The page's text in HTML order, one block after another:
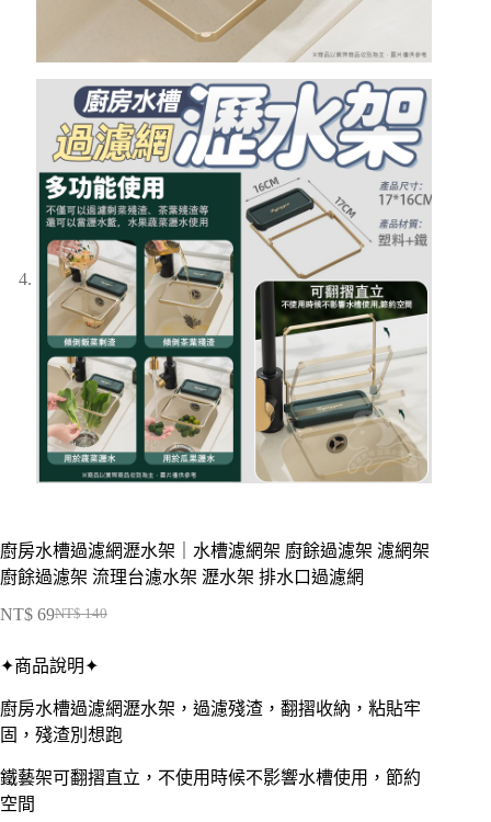
廚房水槽過濾網瀝水架｜水槽濾網架 廚餘過濾架 濾網架
廚餘過濾架 流理台濾水架 瀝水架 排水口過濾網
NT$140
始
格：
NT$ 140。
NT$ 69
前
格：
NT$ 69。
✦商品說明✦
廚房水槽過濾網瀝水架，過濾殘渣，翻摺收納，粘貼牢
固，殘渣別想跑
鐵藝架可翻摺直立，不使用時候不影響水槽使用，節約
空間